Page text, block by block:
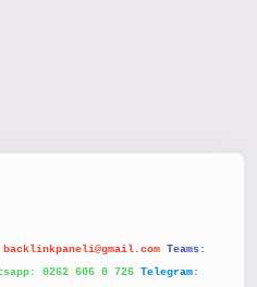
backlinkpaneli@gmail.com Teams:
0262 606 0 726 Telegram: